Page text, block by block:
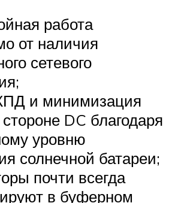
работа
от наличия
сетевого
и минимизация
DC благодаря
уровню
солнечной батареи;
почти всегда
в буферном